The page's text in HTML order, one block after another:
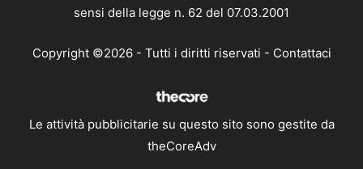
sensi della legge n. 62 del 07.03.2001
Copyright ©2026 - Tutti i diritti riservati - Contattaci
Le attività pubblicitarie su questo sito sono gestite da
theCoreAdv